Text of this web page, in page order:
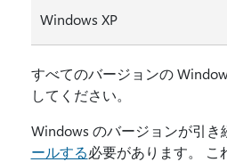
Windows XP
すべてのバージョンの
してください。
Windows のバージョンが引
ールする必要があります。 こ